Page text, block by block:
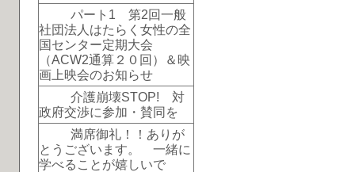
パート1 第2回一般
社団法人はたらく女性の全
国センター定期大会
（ACW2通算２０回）＆映
画上映会のお知らせ
介護崩壊STOP! 対
政府交渉に参加・賛同を
満席御礼！！ありが
とうございます。 一緒に
学べることが嬉しいで